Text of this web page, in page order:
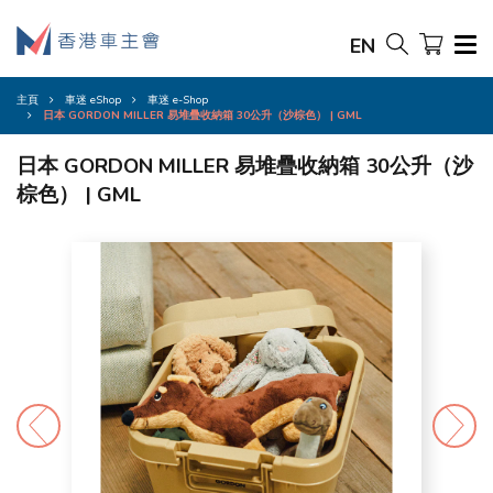
EN
主頁 車迷 eShop
車迷 e-Shop
日本 GORDON MILLER 易堆疊收納箱 30公升（沙棕色） | GML
日本 GORDON MILLER 易堆疊收納箱 30公升（沙
棕色） | GML